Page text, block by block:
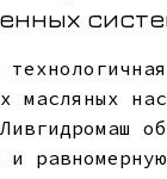
масляных
и